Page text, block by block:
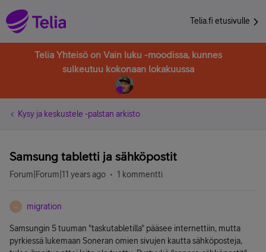
Telia.fi etusivulle
Telia Yhteisö on Vain luku -moodissa, kunnes
sulkeutuu kokonaan lokakuussa
Kysy ja keskustele -palstan arkisto
Samsung tabletti ja sähköpostit
Forum|Forum|11 years ago 1 kommentti
M migration
Samsungin 5 tuuman "taskutabletilla" pääsee internettiin, mutta
pyrkiessä lukemaan Soneran omien sivujen kautta sähköposteja,